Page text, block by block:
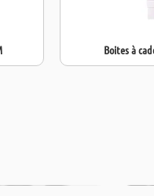
Boites à